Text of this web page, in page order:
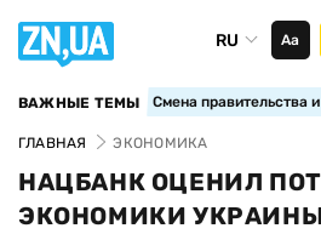
RU Аа
ВАЖНЫЕ ТЕМЫ Смена правительства
ГЛАВНАЯ ЭКОНОМИКА
НАЦБАНК ОЦЕНИЛ
ЭКОНОМИКИ